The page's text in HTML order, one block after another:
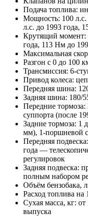
Подача топлива:
Мощность: 100 л.с.
л.с. до 1993 года,
Крутящий момент:
года, 113 Нм до
Максимальная
Разгон с 0 до 100
Трансмиссия: 6-
Привод колеса:
Передняя шина:
Задняя шина: 180/
Передние
суппорта (после
Задние тормоза: 1
мм), 1-поршневой
Передняя
года —
регулировок
Задняя подвеска:
полным набором
Объём бензобака,
Расход топлива на
Сухая масса, кг:
выпуска